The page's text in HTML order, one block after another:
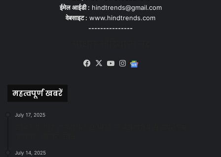
ईमेल आईडी : hindtrends@gmail.com
वेबसाइट : www.hindtrends.com
---------------
Facebook
X YouTubeInstagram
महत्वपूर्ण खबरें
July 17, 2025
July 14, 2025